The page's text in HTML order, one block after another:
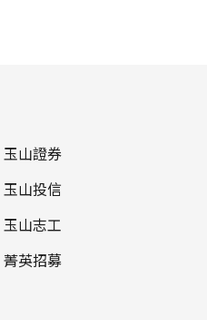
玉山證券
玉山投信
玉山志工
菁英招募